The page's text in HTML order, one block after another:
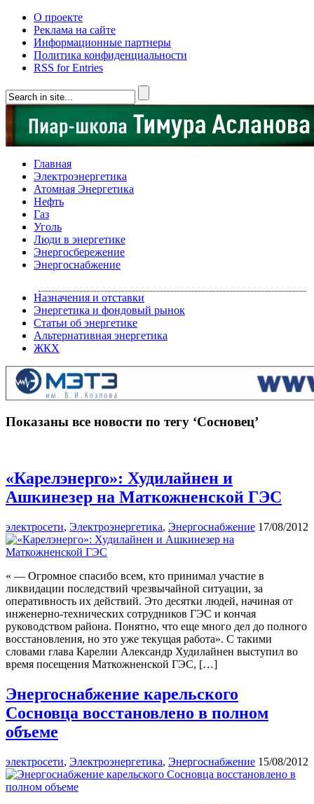
О проекте
Реклама на сайте
Информационные партнеры
Политика конфиденциальности
RSS for Entries
Главная
Электроэнергетика
Атомная Энергетика
Нефть
Газ
Уголь
Люди в энергетике
Энергосбережение
Энергоснабжение
Назначения и отставки
Энергетика и фондовый рынок
Статьи об энергетике
Альтернативная энергетика
ЖКХ
Показаны все новости по тегу ‘Сосновец’
«Карелэнерго»: Худилайнен и
Ашкинезер на Маткожненской ГЭС
электросети, Электроэнергетика, Энергоснабжение 17/08/2012
« — Огромное спасибо всем, кто принимал участие в
ликвидации последствий чрезвычайной ситуации, за
оперативность их действий. Это десятки людей, начиная от
инженерно-технических сотрудников ГЭС и кончая
руководством района. Понятно, что еще много дел до полного
восстановления, но это уже текущая работа». С такими
словами глава Карелии Александр Худилайнен выступил во
время посещения Маткожненской ГЭС, […]
Энергоснабжение карельского
Сосновца восстановлено в полном
объеме
электросети, Электроэнергетика, Энергоснабжение 15/08/2012